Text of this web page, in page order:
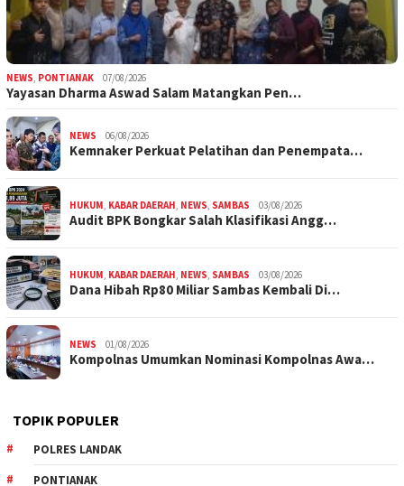
NEWS, PONTIANAK 07/08/2026
Yayasan Dharma Aswad Salam Matangkan Pen…
NEWS 06/08/2026
Kemnaker Perkuat Pelatihan dan Penempata…
HUKUM, KABAR DAERAH, NEWS, SAMBAS 03/08/2026
Audit BPK Bongkar Salah Klasifikasi Angg…
HUKUM, KABAR DAERAH, NEWS, SAMBAS 03/08/2026
Dana Hibah Rp80 Miliar Sambas Kembali Di…
NEWS 01/08/2026
Kompolnas Umumkan Nominasi Kompolnas Awa…
TOPIK POPULER
POLRES LANDAK
PONTIANAK